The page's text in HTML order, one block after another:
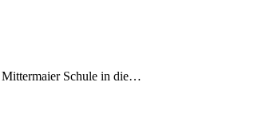
Mittermaier Schule in die…